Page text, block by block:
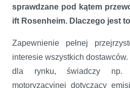
sprawdzane pod kątem
ift Rosenheim. Dlaczego jest
Zapewnienie pełnej
interesie wszystkich
dla rynku, świadczy np.
motoryzacyjnej dotyczący